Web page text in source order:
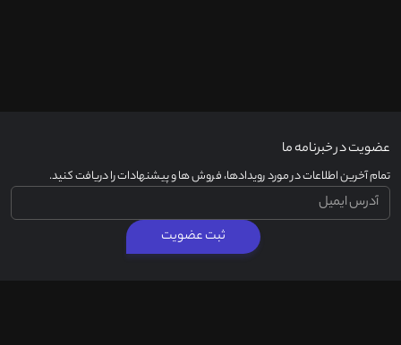
عضویت در خبرنامه ما
تمام آخرین اطلاعات در مورد رویدادها، فروش ها و پیشنهادات را دریافت کنید.
ثبت عضویت